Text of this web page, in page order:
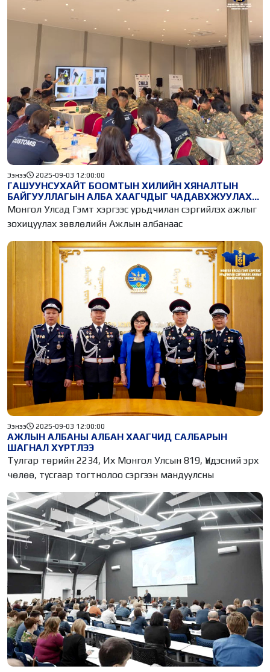
ГАШУУНСУХАЙТ БООМТЫН ХИЛИЙН ХЯНАЛТЫН
БАЙГУУЛЛАГЫН АЛБА ХААГЧДЫГ ЧАДАВХЖУУЛАХ
СУРГАЛТ ЗОХИОН БАЙГУУЛЛАА
Ээнээ 2025-09-03 12:00:00
Монгол Улсад Гэмт хэргээс урьдчилан сэргийлэх ажлыг
зохицуулах зөвлөлийн Ажлын албанаас
АЖЛЫН АЛБАНЫ АЛБАН ХААГЧИД САЛБАРЫН
ШАГНАЛ ХҮРТЛЭЭ
Ээнээ 2025-09-03 12:00:00
Тулгар төрийн 2234, Их Монгол Улсын 819, Үндэсний эрх
чөлөө, тусгаар тогтнолоо сэргээн мандуулсны